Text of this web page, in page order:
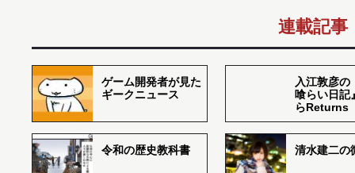
連載記事
ゲーム開発者が見た
ギークニュース
入江敦彦の
喰らい日記
らReturns
令和の歴史教科書 清水建二の